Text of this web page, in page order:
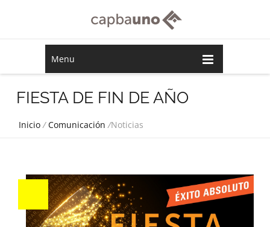
Menu
FIESTA DE FIN DE AÑO
Inicio / Comunicación /Noticias